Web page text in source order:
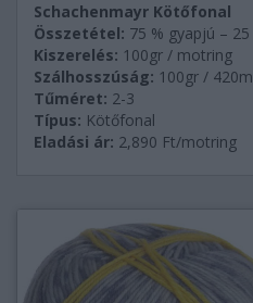
Schachenmayr Kötőfonal
Összetétel: 75 % gyapjú –
Kiszerelés: 100gr / motring
Szálhosszúság: 100gr / 420m
Tűméret: 2-3
Típus: Kötőfonal
Eladási ár: 2,890 Ft/motring